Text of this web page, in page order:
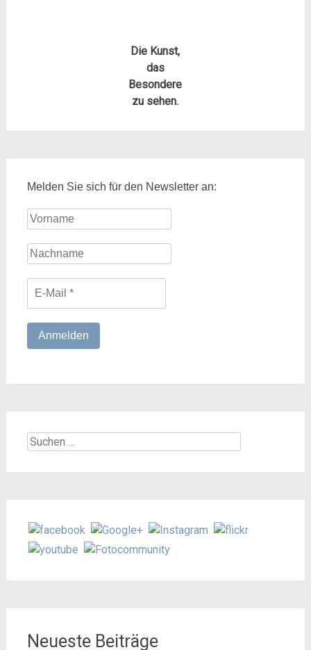
Die Kunst,
das
Besondere
zu sehen.
Melden Sie sich für den Newsletter an:
Suchen
Neueste Beiträge